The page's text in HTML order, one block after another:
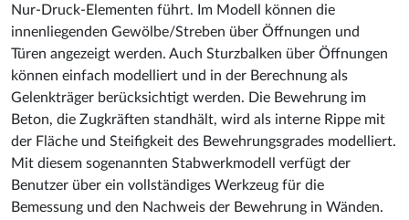
Nur-Druck-Elementen führt. Im Modell können die
innenliegenden Gewölbe/Streben über Öffnungen und
Türen angezeigt werden. Auch Sturzbalken über Öffnungen
können einfach modelliert und in der Berechnung als
Gelenkträger berücksichtigt werden. Die Bewehrung im
Beton, die Zugkräften standhält, wird als interne Rippe mit
der Fläche und Steifigkeit des Bewehrungsgrades modelliert.
Mit diesem sogenannten Stabwerkmodell verfügt der
Benutzer über ein vollständiges Werkzeug für die
Bemessung und den Nachweis der Bewehrung in Wänden.